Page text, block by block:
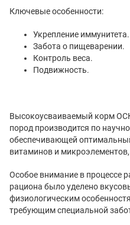
Ключевые особенности:
Укрепление иммунитета.
Забота о пищеварении.
Контроль веса.
Подвижность.
Высокоусваиваемый корм
пород производится по
обеспечивающей
витаминов и
Особое внимание в процессе
рациона было уделено
физиологическим
требующим специальной